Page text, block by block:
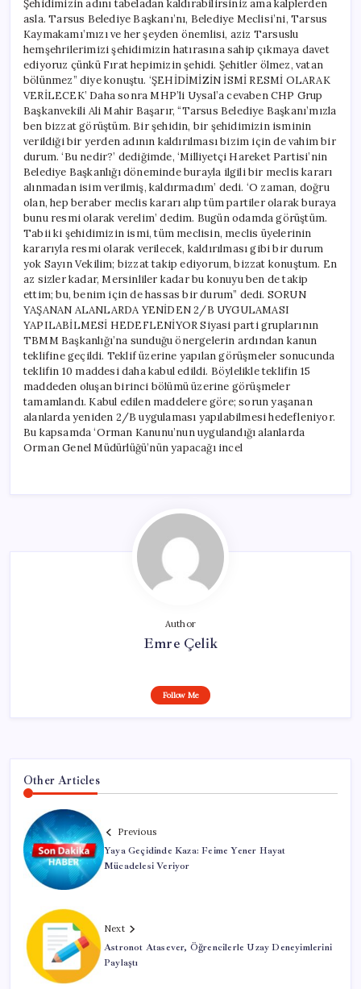
Şehidimizin adını tabeladan kaldırabilirsiniz ama kalplerden
asla. Tarsus Belediye Başkanı’nı, Belediye Meclisi’ni, Tarsus
Kaymakamı’mızı ve her şeyden önemlisi, aziz Tarsuslu
hemşehrilerimizi şehidimizin hatırasına sahip çıkmaya davet
ediyoruz çünkü Fırat hepimizin şehidi. Şehitler ölmez, vatan
bölünmez” diye konuştu. ‘ŞEHİDİMİZİN İSMİ RESMİ OLARAK
VERİLECEK’ Daha sonra MHP’li Uysal’a cevaben CHP Grup
Başkanvekili Ali Mahir Başarır, “Tarsus Belediye Başkanı’mızla
ben bizzat görüştüm. Bir şehidin, bir şehidimizin isminin
verildiği bir yerden adının kaldırılması bizim için de vahim bir
durum. ‘Bu nedir?’ dediğimde, ‘Milliyetçi Hareket Partisi’nin
Belediye Başkanlığı döneminde burayla ilgili bir meclis kararı
alınmadan isim verilmiş, kaldırmadım’ dedi. ‘O zaman, doğru
olan, hep beraber meclis kararı alıp tüm partiler olarak buraya
bunu resmi olarak verelim’ dedim. Bugün odamda görüştüm.
Tabii ki şehidimizin ismi, tüm meclisin, meclis üyelerinin
kararıyla resmi olarak verilecek, kaldırılması gibi bir durum
yok Sayın Vekilim; bizzat takip ediyorum, bizzat konuştum. En
az sizler kadar, Mersinliler kadar bu konuyu ben de takip
ettim; bu, benim için de hassas bir durum” dedi. SORUN
YAŞANAN ALANLARDA YENİDEN 2/B UYGULAMASI
YAPILABİLMESİ HEDEFLENİYOR Siyasi parti gruplarının
TBMM Başkanlığı’na sunduğu önergelerin ardından kanun
teklifine geçildi. Teklif üzerine yapılan görüşmeler sonucunda
teklifin 10 maddesi daha kabul edildi. Böylelikle teklifin 15
maddeden oluşan birinci bölümü üzerine görüşmeler
tamamlandı. Kabul edilen maddelere göre; sorun yaşanan
alanlarda yeniden 2/B uygulaması yapılabilmesi hedefleniyor.
Bu kapsamda ‘Orman Kanunu’nun uygulandığı alanlarda
Orman Genel Müdürlüğü’nün yapacağı incel
Author
Emre Çelik
Follow Me
Other Articles
Previous
Yaya Geçidinde Kaza: Feime Yener Hayat
Mücadelesi Veriyor
Next
Astronot Atasever, Öğrencilerle Uzay Deneyimlerini
Paylaştı